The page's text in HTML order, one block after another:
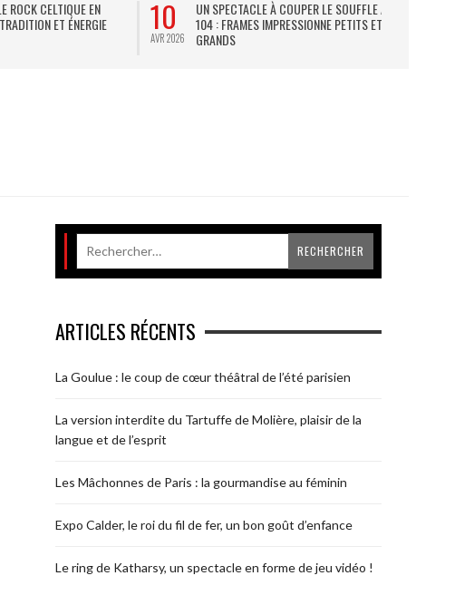
ROCK CELTIQUE EN
ET ÉNERGIE
10
AVR 2026
UN SPECTACLE À COUPER LE SOUFFLE AU
104 : FRAMES IMPRESSIONNE PETITS ET
GRANDS
ARTICLES RÉCENTS
La Goulue : le coup de cœur théâtral de l’été parisien
La version interdite du Tartuffe de Molière, plaisir de la
langue et de l’esprit
Les Mâchonnes de Paris : la gourmandise au féminin
Expo Calder, le roi du fil de fer, un bon goût d’enfance
Le ring de Katharsy, un spectacle en forme de jeu vidéo !